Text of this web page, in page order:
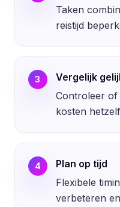
Taken
reistijd
3
Vergelijk
Controleer of
kosten
4
Plan op tijd
Flexibele
verbeteren